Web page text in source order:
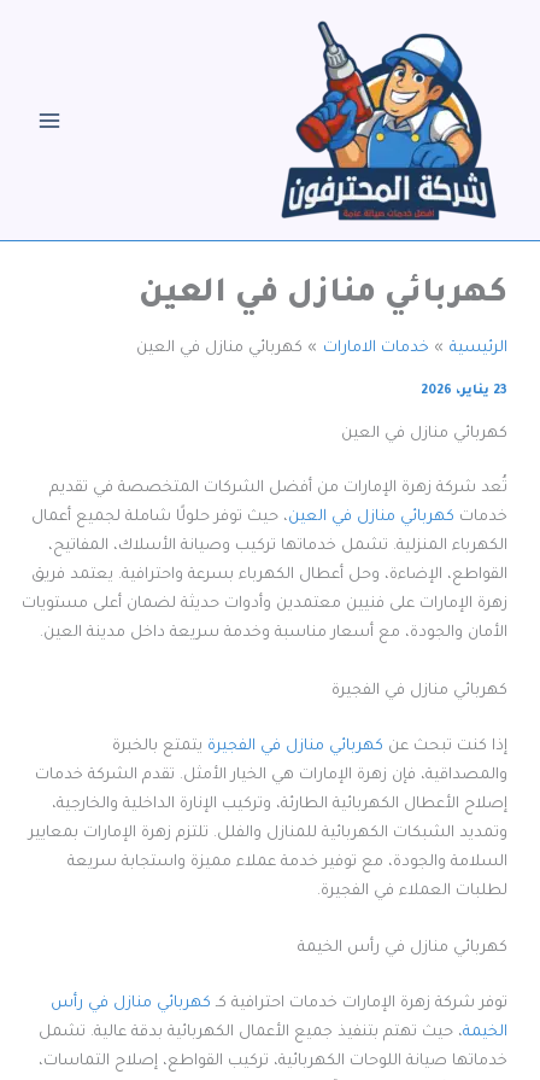
كهربائي منازل في العين
الرئيسية خدمات الامارات كهربائي منازل في العين
23 يناير، 2026
كهربائي منازل في العين
تُعد شركة زهرة الإمارات من أفضل الشركات المتخصصة في تقديم
خدمات كهربائي منازل في العين، حيث توفر حلولًا شاملة لجميع أعمال
الكهرباء المنزلية. تشمل خدماتها تركيب وصيانة الأسلاك، المفاتيح،
القواطع، الإضاءة، وحل أعطال الكهرباء بسرعة واحترافية. يعتمد فريق
زهرة الإمارات على فنيين معتمدين وأدوات حديثة لضمان أعلى مستويات
الأمان والجودة، مع أسعار مناسبة وخدمة سريعة داخل مدينة العين.
كهربائي منازل في الفجيرة
إذا كنت تبحث عن كهربائي منازل في الفجيرة يتمتع بالخبرة
والمصداقية، فإن زهرة الإمارات هي الخيار الأمثل. تقدم الشركة خدمات
إصلاح الأعطال الكهربائية الطارئة، وتركيب الإنارة الداخلية والخارجية،
وتمديد الشبكات الكهربائية للمنازل والفلل. تلتزم زهرة الإمارات بمعايير
السلامة والجودة، مع توفير خدمة عملاء مميزة واستجابة سريعة
لطلبات العملاء في الفجيرة.
كهربائي منازل في رأس الخيمة
توفر شركة زهرة الإمارات خدمات احترافية كـ كهربائي منازل في رأس
الخيمة، حيث تهتم بتنفيذ جميع الأعمال الكهربائية بدقة عالية. تشمل
خدماتها صيانة اللوحات الكهربائية، تركيب القواطع، إصلاح التماسات،